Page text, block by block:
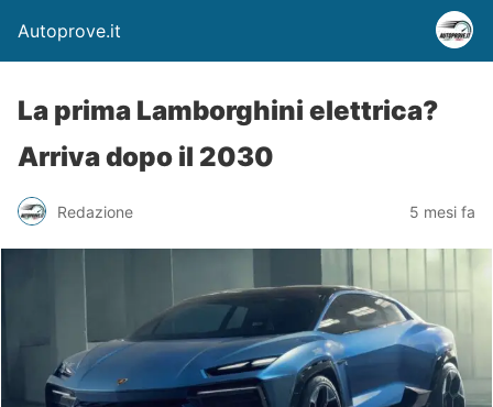
Autoprove.it
La prima Lamborghini elettrica?
Arriva dopo il 2030
Redazione 5 mesi fa